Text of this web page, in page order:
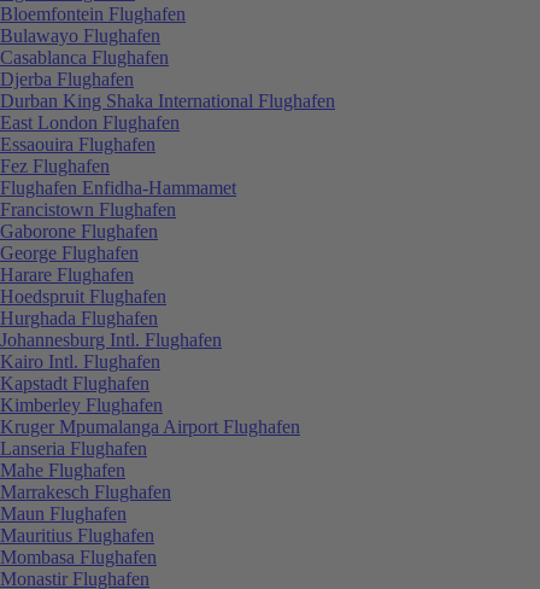
Bloemfontein Flughafen
Bulawayo Flughafen
Casablanca Flughafen
Djerba Flughafen
Durban King Shaka International Flughafen
East London Flughafen
Essaouira Flughafen
Fez Flughafen
Flughafen Enfidha-Hammamet
Francistown Flughafen
Gaborone Flughafen
George Flughafen
Harare Flughafen
Hoedspruit Flughafen
Hurghada Flughafen
Johannesburg Intl. Flughafen
Kairo Intl. Flughafen
Kapstadt Flughafen
Kimberley Flughafen
Kruger Mpumalanga Airport Flughafen
Lanseria Flughafen
Mahe Flughafen
Marrakesch Flughafen
Maun Flughafen
Mauritius Flughafen
Mombasa Flughafen
Monastir Flughafen